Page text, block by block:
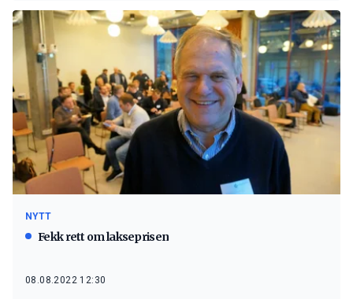
NYTT
Fekk rett om lakseprisen
08.08.2022 12:30